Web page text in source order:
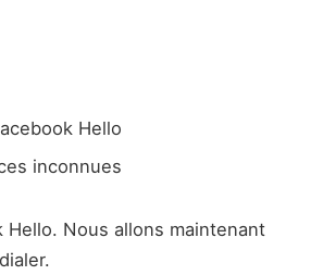
Hello
inconnues
Hello. Nous allons maintenant